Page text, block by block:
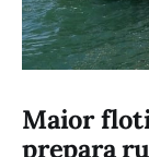
Maior
prepara